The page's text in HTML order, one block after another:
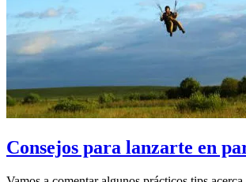
Consejos para lanzarte en